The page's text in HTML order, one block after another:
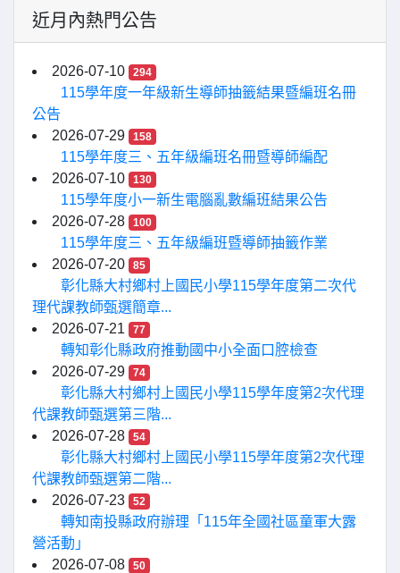
近月內熱門公告
2026-07-10 294
115學年度一年級新生導師抽籤結果暨編班名冊
公告
2026-07-29
158
115學年度三、五年級編班名冊暨導師編配
2026-07-10
130
115學年度小一新生電腦亂數編班結果公告
2026-07-28
100
115學年度三、五年級編班暨導師抽籤作業
2026-07-20
85
彰化縣大村鄉村上國民小學115學年度第二次代
理代課教師甄選簡章...
2026-07-21
77
轉知彰化縣政府推動國中小全面口腔檢查
2026-07-29
74
彰化縣大村鄉村上國民小學115學年度第2次代理
代課教師甄選第三階...
2026-07-28
54
彰化縣大村鄉村上國民小學115學年度第2次代理
代課教師甄選第二階...
2026-07-23
52
轉知南投縣政府辦理「115年全國社區童軍大露
營活動」
2026-07-08
50